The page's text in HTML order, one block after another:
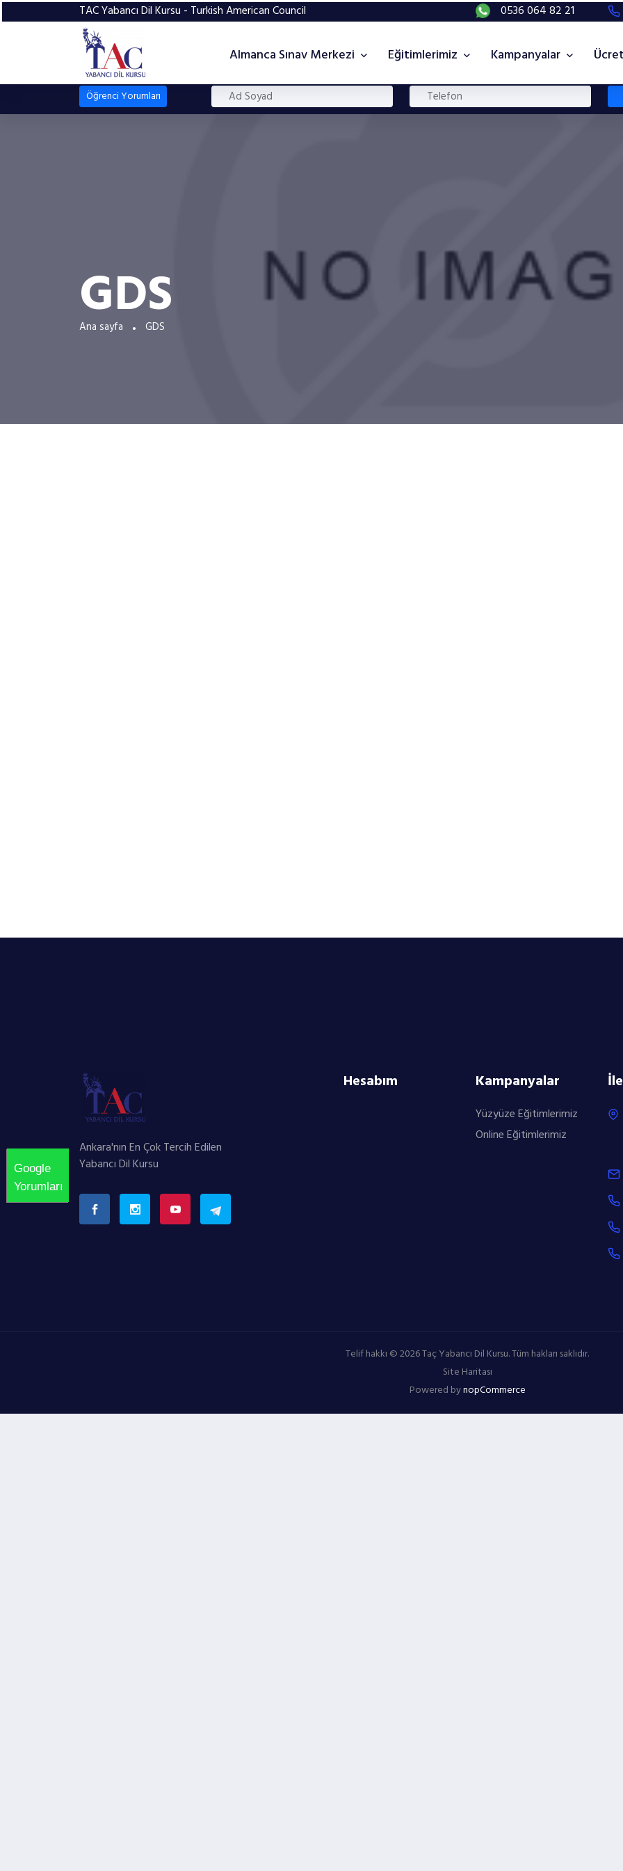
TAC Yabancı Dil Kursu - Turkish American Council 0536 064 82 21
Almanca Sınav Merkezi Eğitimlerimiz Kampanyalar
Öğrenci Yorumları
GDS
Ana sayfa GDS
Ankara'nın En Çok Tercih Edilen
Yabancı Dil Kursu
Hesabım Kampanyalar
Yüzyüze Eğitimlerimiz
Online Eğitimlerimiz
Telif hakkı © 2026 Taç Yabancı Dil Kursu. Tüm hakları saklıdır.
Site Haritası
Powered bynopCommerce
Google
Yorumları